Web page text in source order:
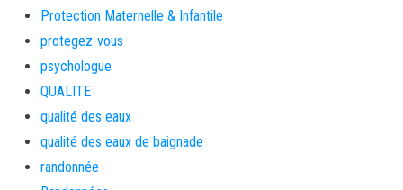
Protection Maternelle & Infantile
protegez-vous
psychologue
QUALITE
qualité des eaux
qualité des eaux de baignade
randonnée